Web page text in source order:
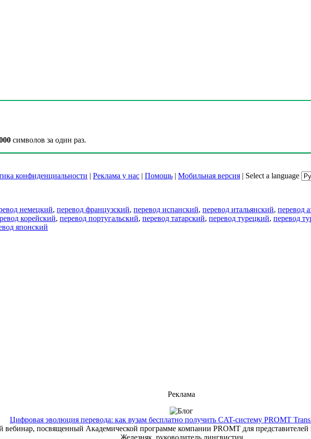
символов за один раз.
конфиденциальности | Реклама у нас | Помощь | Мобильная версия | Select a language
немецкий, перевод французский, перевод испанский, перевод итальянский, перевод
корейский, перевод португальский, перевод татарский, перевод турецкий, перевод
японский
Реклама
Цифровая эволюция перевода: как вузам бесплатно получить CAT-систему PROMT
вебинар, посвященный Академической программе компании PROMT для